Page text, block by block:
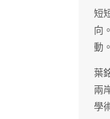
短
向
動
葉
兩
學